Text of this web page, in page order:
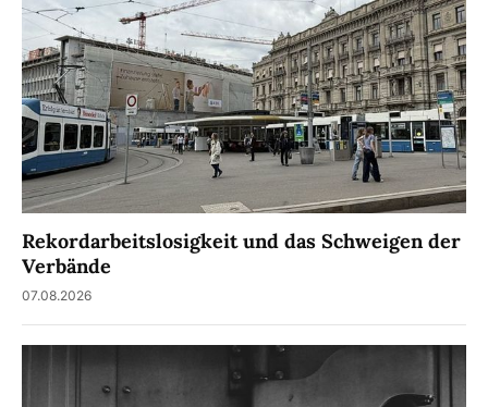
Rekordarbeitslosigkeit und das Schweigen der
Verbände
07.08.2026